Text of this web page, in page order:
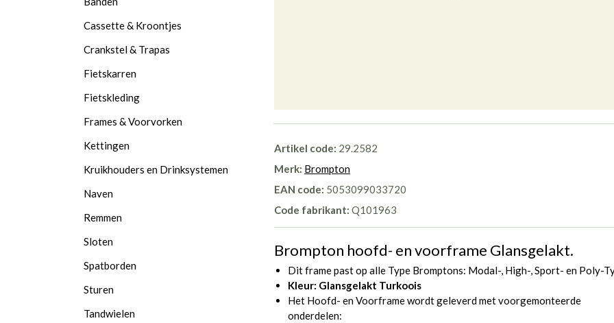
Artikel code: 29.2582
Merk: Brompton
EAN code: 5053099033720
Code fabrikant: Q101963
Brompton hoofd- en voorframe Glansgelakt.
Dit frame past op alle Type Bromptons: Modal-, High-, Sport- en Poly-
Kleur: Glansgelakt Turkoois
Het Hoofd- en Voorframe wordt geleverd met voorgemonteerde
onderdelen:
Cassette & Kroontjes
Crankstel & Trapas
Fietskarren
Fietskleding
Frames & Voorvorken
Kettingen
Kruikhouders en Drinksystemen
Naven
Remmen
Sloten
Spatborden
Sturen
Tandwielen